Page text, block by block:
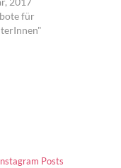
für
Posts